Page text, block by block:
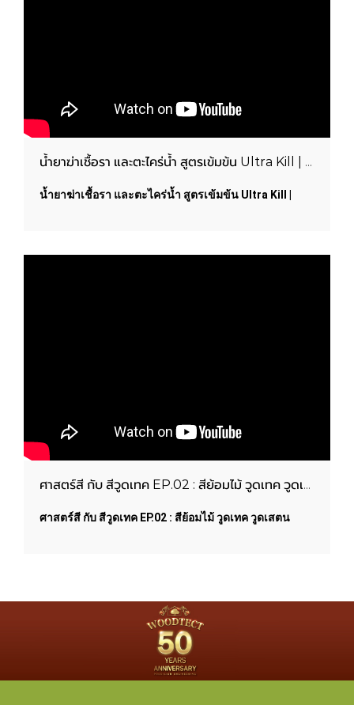
น้ำยาฆ่าเชื้อรา และตะไคร่น้ำ สูตรเข้มข้น Ultra Kill | WOODTECT PAINTS
น้ำยาฆ่าเชื้อรา และตะไคร่น้ำ สูตรเข้มข้น Ultra Kill |
ศาสตร์สี กับ สีวูดเทค EP.02 : สีย้อมไม้ วูดเทค วูดเสตน
ศาสตร์สี กับ สีวูดเทค EP.02 : สีย้อมไม้ วูดเทค วูดเสตน